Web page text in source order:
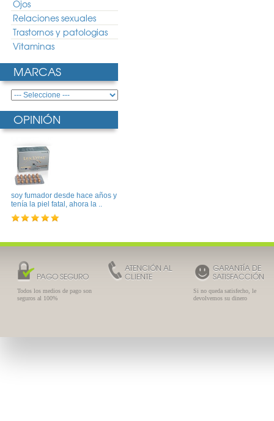
Ojos
Relaciones sexuales
Trastornos y patologias
Vitaminas
MARCAS
OPINIÓN
soy fumador desde hace años y
tenía la piel fatal, ahora la ..
PAGO SEGURO
Todos los medios de pago son
seguros al 100%
ATENCIÓN AL
CLIENTE
GARANTÍA DE
SATISFACCIÓN
Si no queda satisfecho, le
devolvemos su dinero